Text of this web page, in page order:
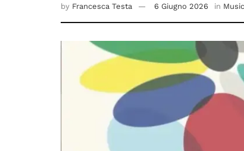
by Francesca Testa 6 Giugno 2026 in